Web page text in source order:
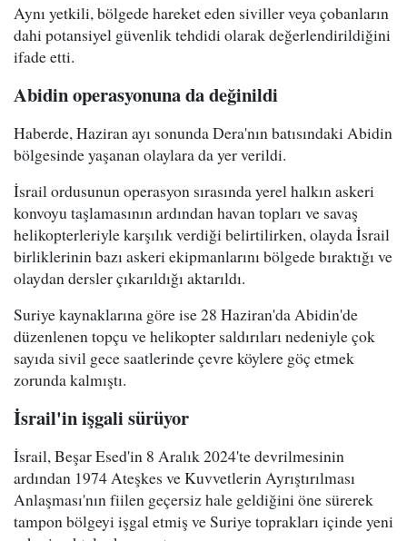
Aynı yetkili, bölgede hareket eden siviller veya çobanların
dahi potansiyel güvenlik tehdidi olarak değerlendirildiğini
ifade etti.
Abidin operasyonuna da değinildi
Haberde, Haziran ayı sonunda Dera'nın batısındaki Abidin
bölgesinde yaşanan olaylara da yer verildi.
İsrail ordusunun operasyon sırasında yerel halkın askeri
konvoyu taşlamasının ardından havan topları ve savaş
helikopterleriyle karşılık verdiği belirtilirken, olayda İsrail
birliklerinin bazı askeri ekipmanlarını bölgede bıraktığı ve
olaydan dersler çıkarıldığı aktarıldı.
Suriye kaynaklarına göre ise 28 Haziran'da Abidin'de
düzenlenen topçu ve helikopter saldırıları nedeniyle çok
sayıda sivil gece saatlerinde çevre köylere göç etmek
zorunda kalmıştı.
İsrail'in işgali sürüyor
İsrail, Beşar Esed'in 8 Aralık 2024'te devrilmesinin
ardından 1974 Ateşkes ve Kuvvetlerin Ayrıştırılması
Anlaşması'nın fiilen geçersiz hale geldiğini öne sürerek
tampon bölgeyi işgal etmiş ve Suriye toprakları içinde yeni